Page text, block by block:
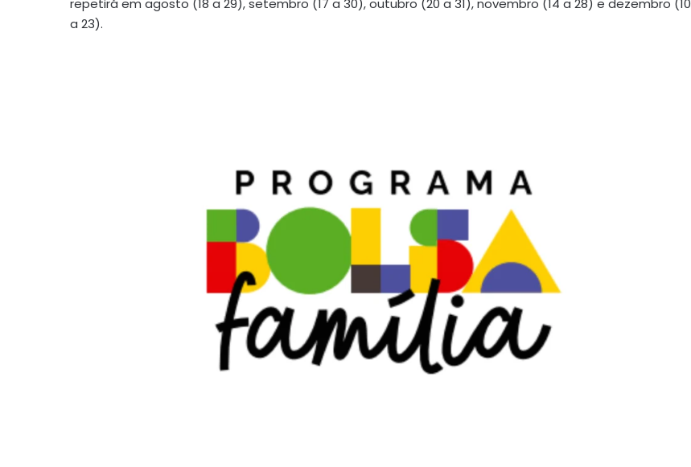
repetirá em agosto (18 a 29), setembro (17 a 30), outubro (20 a 31), novembro (14 a 28) e dezembro (10
a 23).